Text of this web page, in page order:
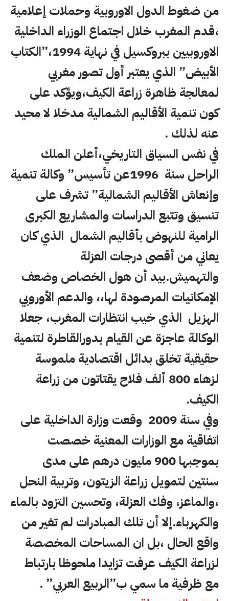
من ضغوط الدول الاوروبية وحملات إعلامية
،قدم المغرب خلال اجتماع الوزراء الداخلية
الاوروبيين ببروكسيل في نهاية 1994،”الكتاب
الأبيض” الذي يعتبر أول تصور مغربي
لمعالجة ظاهرة زراعة الكيف،ويؤكد على
كون تنمية الأقاليم الشمالية مدخلا لا محيد
عنه لذلك .
في نفس السياق التاريخي،أعلن الملك
الراحل سنة 1996عن تأسيس” وكالة تنمية
وإنعاش الأقاليم الشمالية” تشرف على
تنسيق وتتبع الدراسات والمشاريع الكبرى
الرامية للنهوض بأقاليم الشمال الذي كان
يعاني من أقصى درجات العزلة
والتهميش.بيد أن هول الخصاص وضعف
الإمكانيات المرصودة لها،، والدعم الأوروبي
الهزيل الذي خيب انتظارات المغرب، جعلا
الوكالة عاجزة عن القيام بدورالقاطرة لتنمية
حقيقية تخلق بدائل اقتصادية ملموسة
لزهاء 800 ألف فلاح يقتاتون من زراعة
الكيف.
وفي سنة 2009 وقعت وزارة الداخلية على
اتفاقية مع الوزارات المعنية خصصت
بموجبها 900 مليون درهم على مدى
سنتين لتمويل زراعة الزيتون، وتربية النحل
،والماعز، وفك العزلة، وتحسين التزود بالماء
والكهرباء.إلا أن تلك المبادرات لم تغير من
واقع الحال ،بل ان المساحات المخصصة
لزراعة الكيف عرفت تزايدا ملحوظا بارتباط
مع ظرفية ما سمي ب”الربيع العربي” .